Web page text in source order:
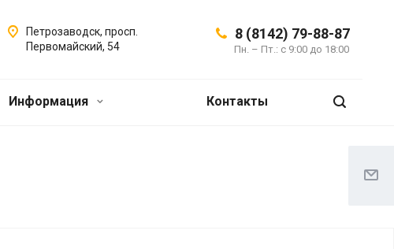
8 (8142) 79-88-87
Пн. – Пт.: с 9:00 до 18:00
Петрозаводск, просп.
Первомайский, 54
Информация Контакты